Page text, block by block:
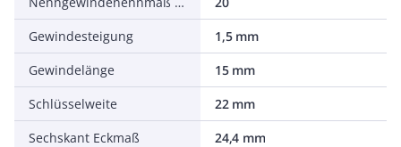
Gewindesteigung
1,5 mm
Gewindelänge
15 mm
Schlüsselweite
22 mm
Sechskant Eckmaß
24,4 mm